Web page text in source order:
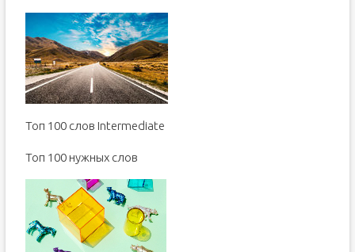
Топ 100 слов Intermediate
Toп 100 нужных слов